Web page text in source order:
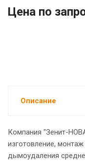
Цена по запр
Описание
Компания "Зенит-
изготовление,
дымоудаления